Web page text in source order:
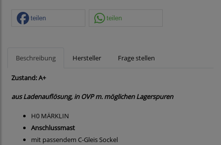
teilen teilen
Beschreibung Hersteller Frage stellen
Zustand: A+
aus Ladenauflösung, in OVP m. möglichen Lagerspuren
H0 MÄRKLIN
Anschlussmast
mit passendem C-Gleis Sockel